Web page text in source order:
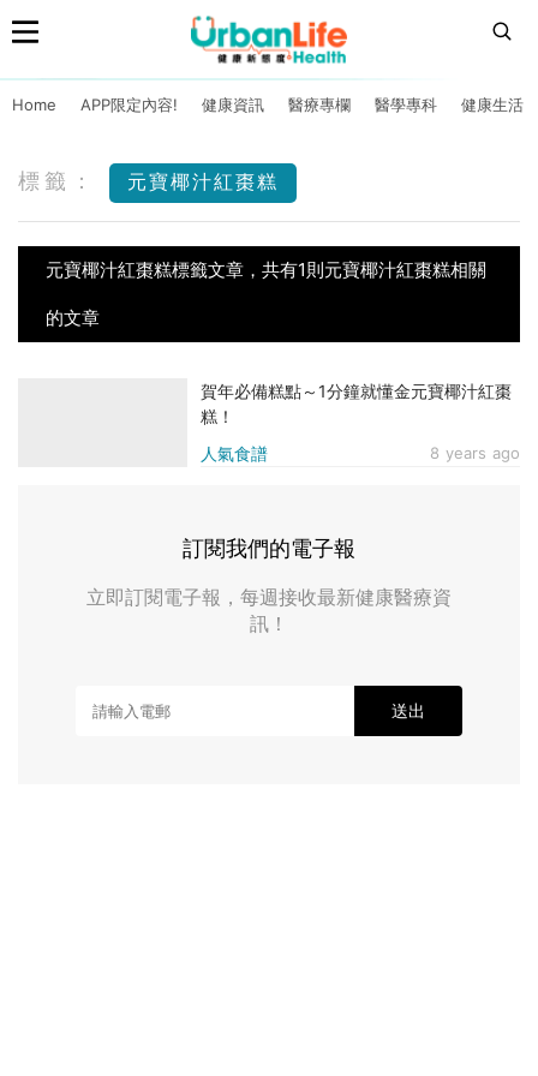
Home APP限定內容! 健康資訊 醫療專欄 醫學專科 健康生活
標籤： 元寶椰汁紅棗糕
元寶椰汁紅棗糕標籤文章，共有1則元寶椰汁紅棗糕相關
的文章
人氣食譜 8 years ago
賀年必備糕點～1分鐘就懂金元寶椰汁紅棗
糕！
訂閱我們的電子報
立即訂閱電子報，每週接收最新健康醫療資
訊！
送出